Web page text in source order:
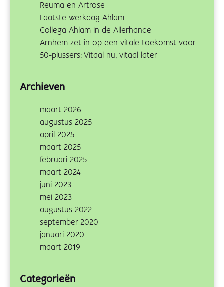
Reuma en Artrose
Laatste werkdag Ahlam
Collega Ahlam in de Allerhande
Arnhem zet in op een vitale toekomst voor
50-plussers: Vitaal nu, vitaal later
Archieven
maart 2026
augustus 2025
april 2025
maart 2025
februari 2025
maart 2024
juni 2023
mei 2023
augustus 2022
september 2020
januari 2020
maart 2019
Categorieën